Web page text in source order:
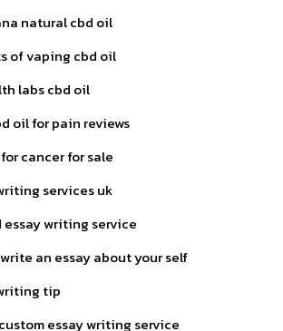
natural cbd oil
of vaping cbd oil
labs cbd oil
oil for pain reviews
cancer for sale
services uk
writing service
an essay about your self
tip
essay writing service